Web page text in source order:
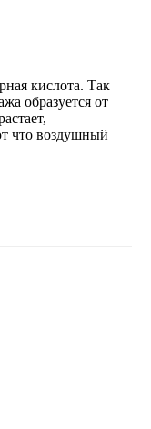
кислота. Так
образуется от
что воздушный